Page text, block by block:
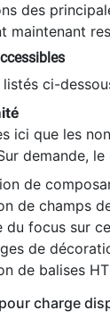
des
maintenant
ci-
ici que les
demande,
de
de champs
du focus sur
de
de balises
charge